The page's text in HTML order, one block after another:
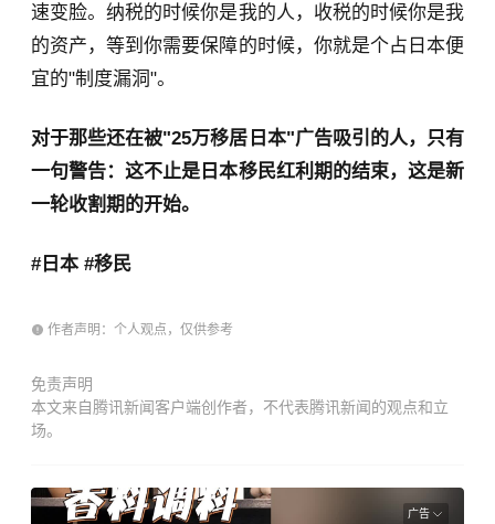
速变脸。纳税的时候你是我的人，收税的时候你是我
的资产，等到你需要保障的时候，你就是个占日本便
宜的"制度漏洞"。
对于那些还在被"25万移居日本"广告吸引的人，只有
一句警告：这不止是日本移民红利期的结束，这是新
一轮收割期的开始。
#日本 #移民
作者声明：个人观点，仅供参考
免责声明
本文来自腾讯新闻客户端创作者，不代表腾讯新闻的观点和立
场。
广告